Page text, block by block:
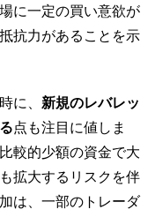
に一定の買い意欲が
抗力があることを示
に、 新規のレバレッ
点も注目に値しま
較的少額の資金で大
拡大するリスクを伴
は、一部のトレーダ